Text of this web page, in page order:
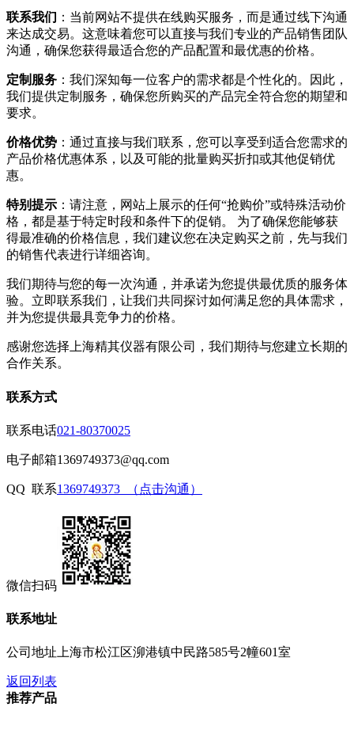
联系我们 ：当前网站不提供在线购买服务，而是通过线下沟通
来达成交易。这意味着您可以直接与我们专业的产品销售团队
沟通，确保您获得最适合您的产品配置和最优惠的价格。
定制服务 ：我们深知每一位客户的需求都是个性化的。因此，
我们提供定制服务，确保您所购买的产品完全符合您的期望和
要求。
价格优势 ：通过直接与我们联系，您可以享受到适合您需求的
产品价格优惠体系，以及可能的批量购买折扣或其他促销优
惠。
特别提示 ：请注意，网站上展示的任何“抢购价”或特殊活动价
格，都是基于特定时段和条件下的促销。 为了确保您能够获
得最准确的价格信息，我们建议您在决定购买之前，先与我们
的销售代表进行详细咨询。
我们期待与您的每一次沟通，并承诺为您提供最优质的服务体
验。立即联系我们，让我们共同探讨如何满足您的具体需求，
并为您提供最具竞争力的价格。
感谢您选择上海精其仪器有限公司，我们期待与您建立长期的
合作关系。
联系方式
联系电话021-80370025
电子邮箱1369749373@qq.com
QQ 联系1369749373 （点击沟通）
微信扫码
联系地址
公司地址上海市松江区泖港镇中民路585号2幢601室
返回列表
推荐产品